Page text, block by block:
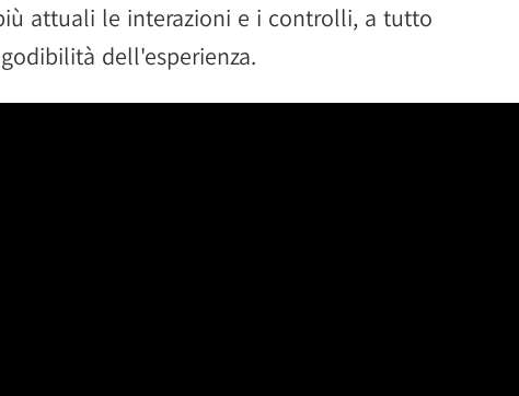
attuali le interazioni e i controlli, a tutto
dell'esperienza.